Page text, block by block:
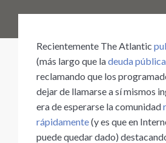
Recientemente The Atlantic
(más largo que ladeuda pública
reclamando que los
dejar de llamarse a sí mismos
era de esperarse la comunidad
rápidamente(y es que en
puede quedar dado)